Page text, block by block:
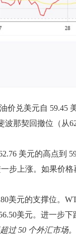
价兑美元自 59.45
波那契回撤位（从
美元的高点到
步上涨。如果价
美元的支撑位。
美元。进一步下
过 50 个外汇市